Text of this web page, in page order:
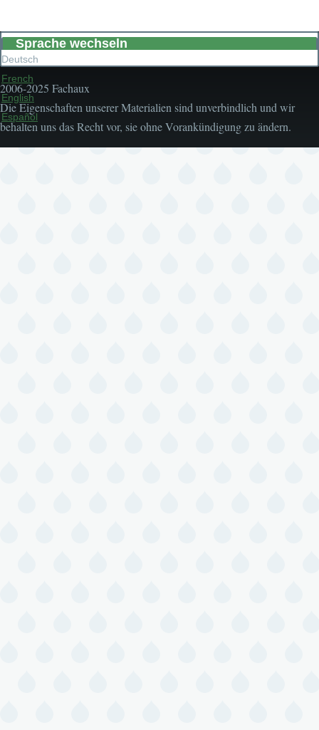
Sprache wechseln
Deutsch
French
English
Español
2006-2025 Fachaux
Die Eigenschaften unserer Materialien sind unverbindlich und wir
behalten uns das Recht vor, sie ohne Vorankündigung zu ändern.